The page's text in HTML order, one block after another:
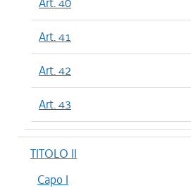
Art. 41
Art. 42
Art. 43
TITOLO II
Capo I